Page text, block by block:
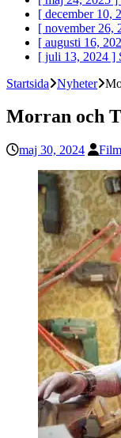
[ december 10,
[ november 26,
[ augusti 16,
[ juli 13, 2024 ]
Startsida
Nyheter
Morran och
maj 30, 2024